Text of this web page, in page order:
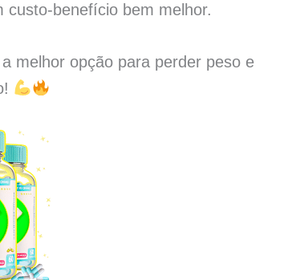
custo-benefício bem melhor.
melhor opção para perder peso e